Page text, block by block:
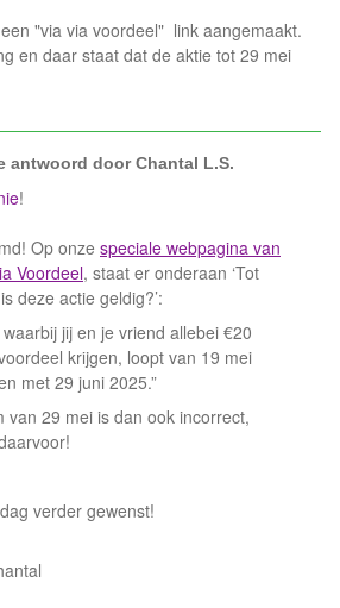
"via via voordeel" link aangemaakt.
en daar staat dat de aktie tot 29 mei
antwoord doorChantal L.S.
!
Op onze speciale webpagina van
Voordeel, staat er onderaan ‘Tot
deze actie geldig?’:
waarbij jij en je vriend allebei €20
krijgen, loopt van 19 mei
met 29 juni 2025.”
van 29 mei is dan ook incorrect,
verder gewenst!